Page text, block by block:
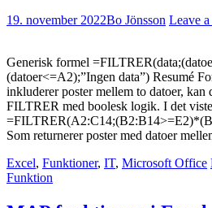
19. november 2022Bo Jönsson Leave
Generisk formel
(datoer<=A2);”Ingen data”) Resumé
inkluderer poster mellem to datoer, kan
FILTRER med boolesk logik. I det
Som returnerer poster med datoer
Excel, Funktioner, IT, Microsoft Office
Funktion